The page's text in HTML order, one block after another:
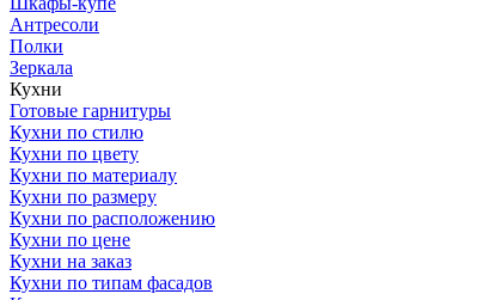
Антресоли
Полки
Зеркала
Кухни
Готовые гарнитуры
Кухни по стилю
Кухни по цвету
Кухни по материалу
Кухни по размеру
Кухни по расположению
Кухни по цене
Кухни на заказ
Кухни по типам фасадов